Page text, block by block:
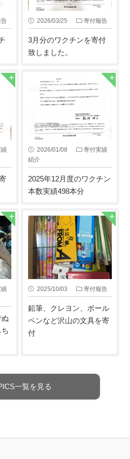
2026/03/25 寄付報告
3月分のワクチンを寄付
致しました。
2026/01/08
寄付実績
紹介
2025年12月度のワクチン
本数実績498本分
2025/10/03 寄付報告
鉛筆、クレヨン、ボール
ペンなど沢山の文具を寄
付
一覧を見る